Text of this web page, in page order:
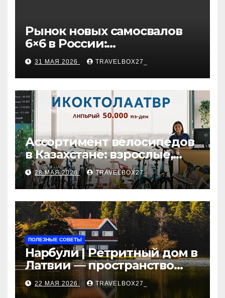
Рынок новых самосвалов
6×6 в России:
характеристики и цены
31 МАЯ 2026 TRAVELBOX27_
Ассортимент велосипедов
в Казахстане: взрослые,
детские и городские
модели, ценовые
категории и варианты
рассрочки
28 МАЯ 2026 TRAVELBOX27_
ПОЛЕЗНЫЕ СОВЕТЫ
Нарбули | Ретритный дом в
Латвии — пространство
для саморазвития и
восстановления
22 МАЯ 2026 TRAVELBOX27_